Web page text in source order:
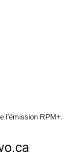
l’émission RPM+.